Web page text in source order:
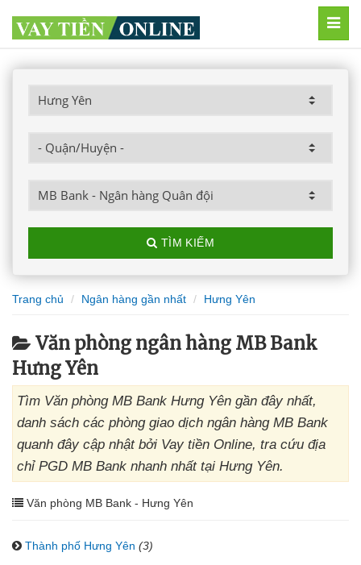
TÌM KIẾM
Trang chủ Ngân hàng gần nhất Hưng Yên
Văn phòng ngân hàng MB Bank
Hưng Yên
Tìm Văn phòng MB Bank Hưng Yên gần đây nhất,
danh sách các phòng giao dịch ngân hàng MB Bank
quanh đây cập nhật bởi Vay tiền Online, tra cứu địa
chỉ PGD MB Bank nhanh nhất tại Hưng Yên.
Văn phòng MB Bank - Hưng Yên
Thành phố Hưng Yên (3)